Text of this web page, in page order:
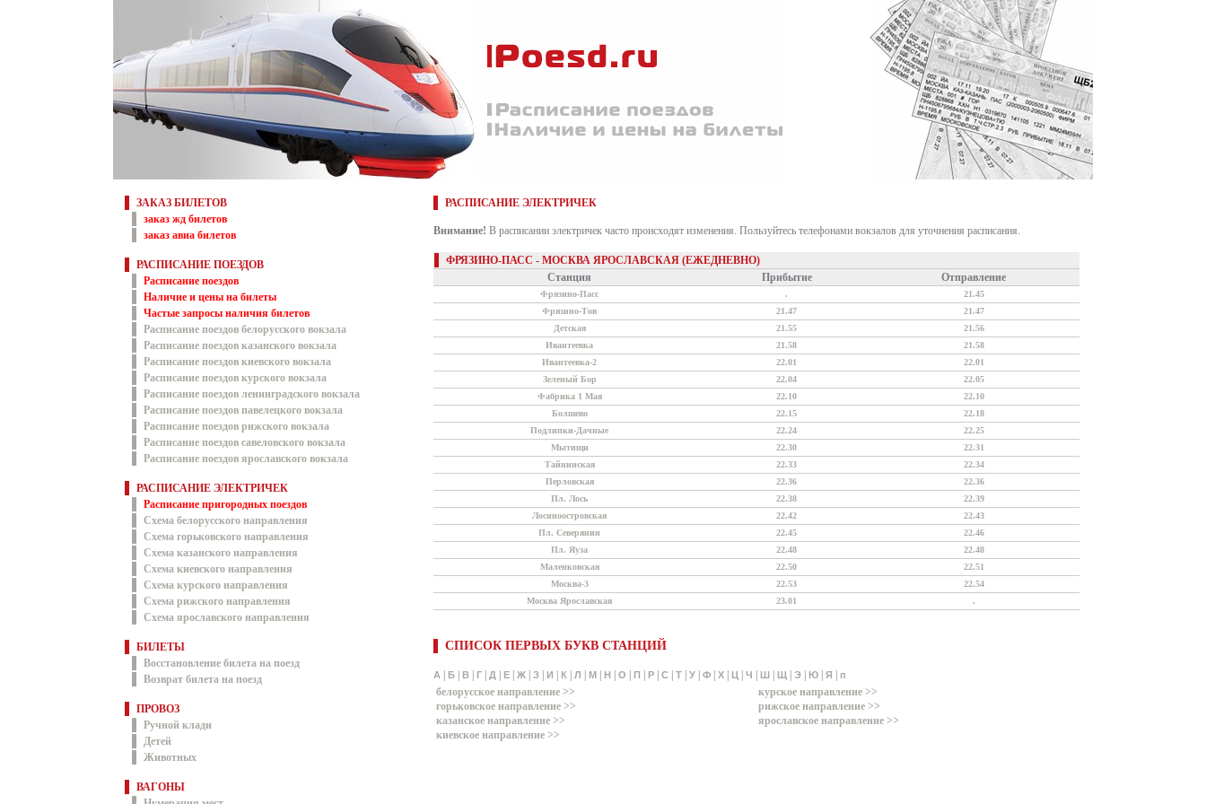
ЗАКАЗ БИЛЕТОВ
заказ жд билетов
заказ авиа билетов
РАСПИСАНИЕ ПОЕЗДОВ
Расписание поездов
Наличие и цены на билеты
Частые запросы наличия билетов
Расписание поездов белорусского вокзала
Расписание поездов казанского вокзала
Расписание поездов киевского вокзала
Расписание поездов курского вокзала
Расписание поездов ленинградского вокзала
Расписание поездов павелецкого вокзала
Расписание поездов рижского вокзала
Расписание поездов савеловского вокзала
Расписание поездов ярославского вокзала
РАСПИСАНИЕ ЭЛЕКТРИЧЕК
Расписание пригородных поездов
Схема белорусского направления
Схема горьковского направления
Схема казанского направления
Схема киевского направления
Схема курского направления
Схема рижского направления
Схема ярославского направления
БИЛЕТЫ
Восстановление билета на поезд
Возврат билета на поезд
ПРОВОЗ
Ручной клади
Детей
Животных
ВАГОНЫ
РАСПИСАНИЕ ЭЛЕКТРИЧЕК
Внимание! В расписании электричек часто происходят изменения. Пользуйтесь телефонами вокзалов для уточнения расписания.
ФРЯЗИНО-ПАСС - МОСКВА ЯРОСЛАВСКАЯ (ЕЖЕДНЕВНО)
Станция
Прибытие Отправление
Фрязино-Пасс .
21.45
Фрязино-Тов
21.47
21.47
Детская
21.55
21.56
Ивантеевка
21.58
21.58
Ивантеевка-2
22.01
22.01
Зеленый Бор
22.04
22.05
Фабрика 1 Мая
22.10
22.10
Болшево
22.15
22.18
Подлипки-Дачные
22.24
22.25
Мытищи
22.30
22.31
Тайнинская
22.33
22.34
Перловская
22.36
22.36
Пл. Лось
22.38
22.39
Лосиноостровская
22.42
22.43
Пл. Северянин
22.45
22.46
Пл. Яуза
22.48
22.48
Маленковская
22.50
22.51
Москва-3
22.53
22.54
Москва Ярославская
23.01 .
СПИСОК ПЕРВЫХ БУКВ СТАНЦИЙ
А Б В Г Д Е Ж З И К Л М Н О П Р С Т У Ф Х Ц Ч Ш Щ Э Ю Я п
белорусское направление >>
горьковское направление >>
казанское направление >>
киевское направление >>
курское направление >>
рижское направление >>
ярославское направление >>